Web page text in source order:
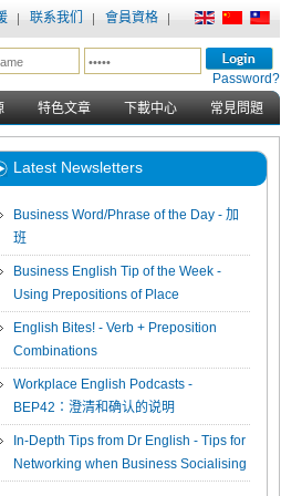
联系我们 會員資格
Password?
特色文章 下載中心 常見問題
Latest Newsletters
Business Word/Phrase of the Day - 加
班
Business English Tip of the Week -
Using Prepositions of Place
English Bites! - Verb + Preposition
Combinations
Workplace English Podcasts -
BEP42：澄清和确认的说明
In-Depth Tips from Dr English - Tips for
Networking when Business Socialising